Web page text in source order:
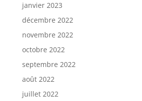
janvier 2023
décembre 2022
novembre 2022
octobre 2022
septembre 2022
août 2022
juillet 2022